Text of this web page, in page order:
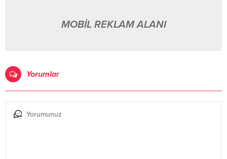
MOBİL REKLAM ALANI
Yorumlar